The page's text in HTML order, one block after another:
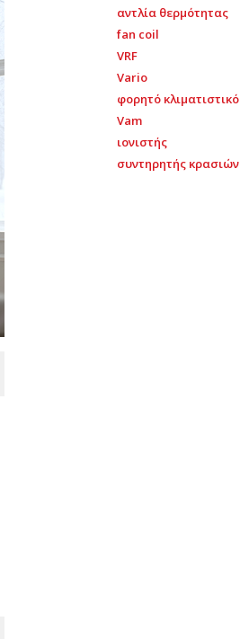
αντλία θερμότητας
fan coil
VRF
Vario
φορητό κλιματιστικό
Vam
ιονιστής
συντηρητής κρασιών